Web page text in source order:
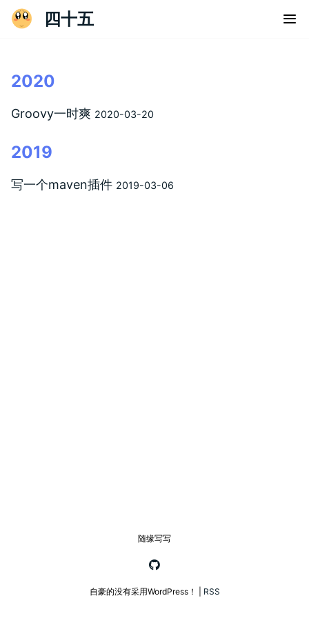
四十五
2020
Groovy一时爽 2020-03-20
2019
写一个maven插件 2019-03-06
随缘写写
自豪的没有采用WordPress！ | RSS